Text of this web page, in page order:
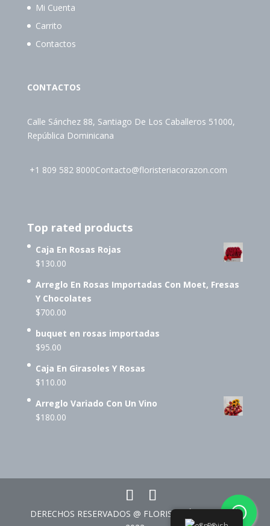
Mi Cuenta
Carrito
Contactos
CONTACTOS
Calle Sánchez 88, Santiago De Los Caballeros 51000,
República Dominicana
+1 809 582 8000Contacto@floristeriacorazon.com
Top rated products
Caja En Rosas Rojas
$130.00
Arreglo En Rosas Importadas Con Moet, Fresas
Y Chocolates
$700.00
buquet en rosas importadas
$95.00
Caja En Girasoles Y Rosas
$110.00
Arreglo Variado Con Un Vino
$180.00
DERECHOS RESERVADOS @ FLORISTERÍA CORAZÓN